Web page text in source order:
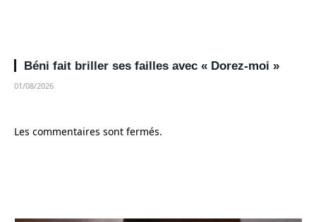
Béni fait briller ses failles avec « Dorez-moi »
01/08/2026
Les commentaires sont fermés.